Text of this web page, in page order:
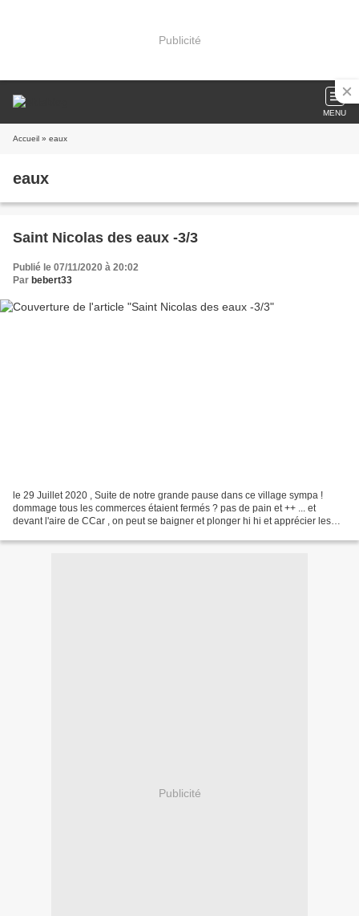
Publicité
MENU
Accueil » eaux
eaux
Saint Nicolas des eaux -3/3
Publié le 07/11/2020 à 20:02
Par bebert33
le 29 Juillet 2020 , Suite de notre grande pause dans ce village sympa !
dommage tous les commerces étaient fermés ? pas de pain et ++ ... et
devant l'aire de CCar , on peut se baigner et plonger hi hi et apprécier les
Publicité